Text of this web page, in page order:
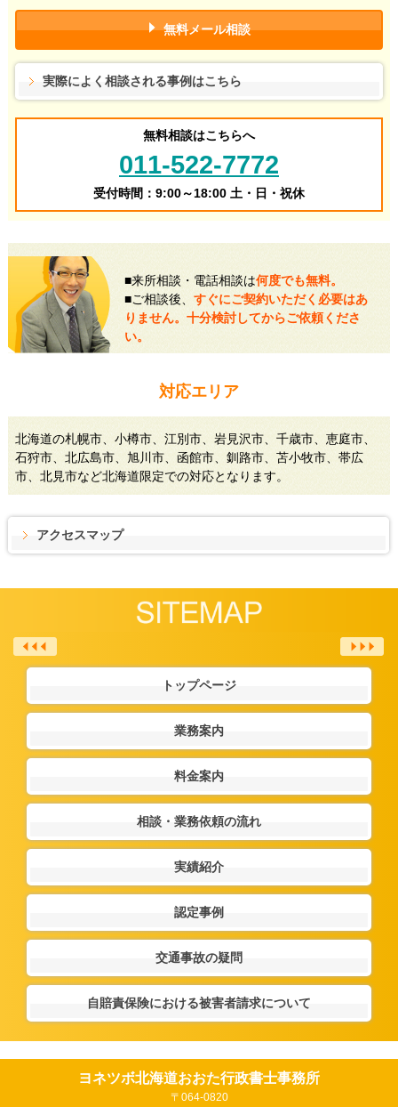
無料メール相談
実際によく相談される事例はこちら
無料相談はこちらへ
011-522-7772
受付時間：9:00～18:00 土・日・祝休
■来所相談・電話相談は何度でも無料。
■ご相談後、 すぐにご契約いただく必要はあ
りません。十分検討してからご依頼くださ
い。
対応エリア
北海道の札幌市、小樽市、江別市、岩見沢市、千歳市、恵庭市、
石狩市、北広島市、旭川市、函館市、釧路市、苫小牧市、帯広
市、北見市など北海道限定での対応となります。
アクセスマップ
トップページ
業務案内
料金案内
相談・業務依頼の流れ
実績紹介
認定事例
交通事故の疑問
自賠責保険における被害者請求について
ヨネツボ北海道おおた行政書士事務所
〒064-0820